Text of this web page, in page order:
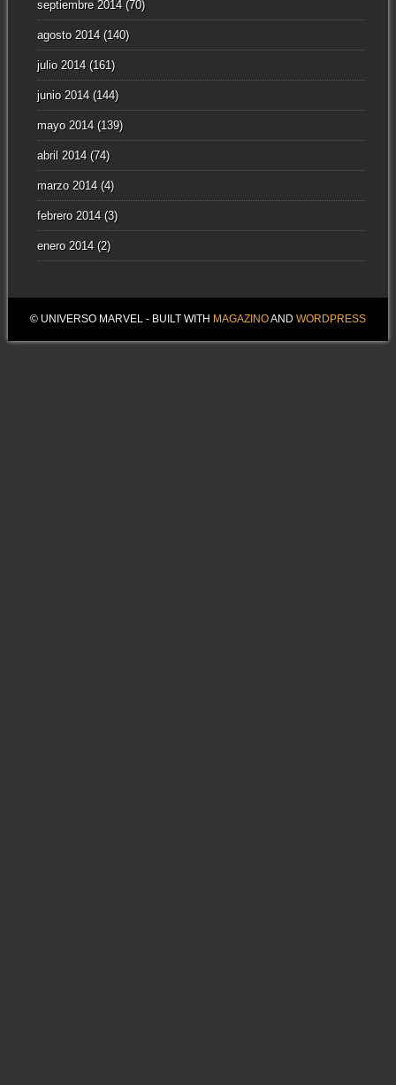
septiembre 2014(70)
agosto 2014(140)
julio 2014(161)
junio 2014(144)
mayo 2014(139)
abril 2014(74)
marzo 2014(4)
febrero 2014(3)
enero 2014(2)
© UNIVERSO MARVEL - BUILT WITH MAGAZINOAND WORDPRESS